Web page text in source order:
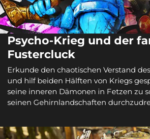
Psycho-Krieg und der
Fustercluck
Erkunde den chaotischen Verstand
und hilf beiden Hälften von Kriegs
seine inneren Dämonen in Fetzen zu
seinen Gehirnlandschaften